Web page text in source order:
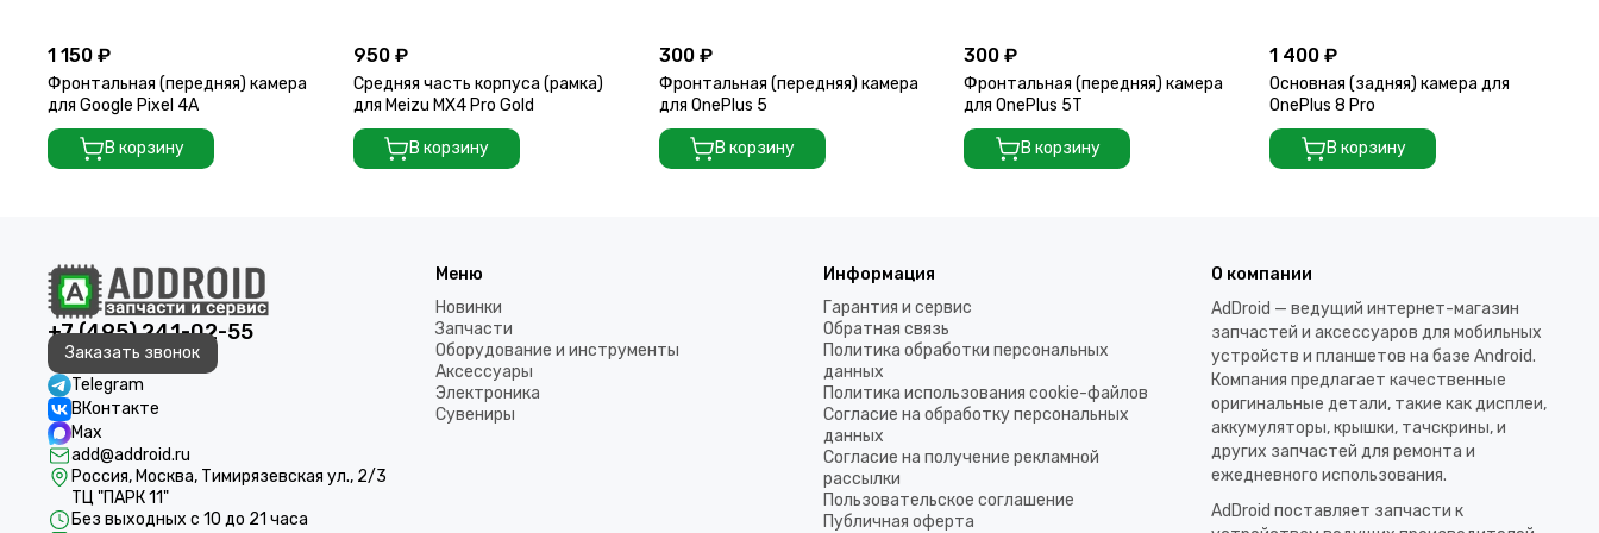
1 150 ₽
Фронтальная (передняя) камера
для Google Pixel 4A
В корзину
950 ₽
Средняя часть корпуса (рамка)
для Meizu MX4 Pro Gold
В корзину
300 ₽
Фронтальная (передняя) камера
для OnePlus 5
В корзину
300 ₽
Фронтальная (передняя) камера
для OnePlus 5T
В корзину
1 400 ₽
Основная (задняя) камера для
OnePlus 8 Pro
В корзину
+7 (495) 241-02-55
Заказать звонок
Telegram
ВКонтакте
Max
add@addroid.ru
Россия, Москва, Тимирязевская ул., 2/3
ТЦ "ПАРК 11"
Без выходных с 10 до 21 часа
Меню
Новинки
Запчасти
Оборудование и инструменты
Аксессуары
Электроника
Сувениры
Информация
Гарантия и сервис
Обратная связь
Политика обработки персональных
данных
Политика использования cookie-файлов
Согласие на обработку персональных
данных
Согласие на получение рекламной
рассылки
Пользовательское соглашение
Публичная оферта
О компании
AdDroid — ведущий интернет-магазин
запчастей и аксессуаров для мобильных
устройств и планшетов на базе Android.
Компания предлагает качественные
оригинальные детали, такие как дисплеи,
аккумуляторы, крышки, тачскрины, и
других запчастей для ремонта и
ежедневного использования.​
AdDroid поставляет запчасти к